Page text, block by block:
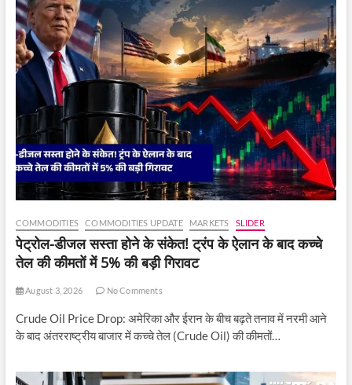
!
COMMODITIES COMMODITIES UPDATE MARKETS SLIDER
पेट्रोल-डीजल सस्ता होने के संकेत! ट्रंप के ऐलान के बाद कच्चे
तेल की कीमतों में 5% की बड़ी गिरावट
August 3, 2026 No Comments
Crude Oil Price Drop: अमेरिका और ईरान के बीच बढ़ते तनाव में नरमी आने
के बाद अंतरराष्ट्रीय बाजार में कच्चे तेल (Crude Oil) की कीमतों…